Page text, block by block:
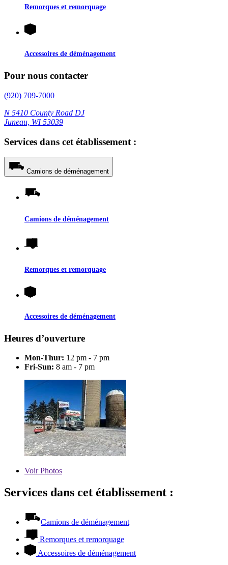
Remorques et remorquage
Accessoires de déménagement
Pour nous contacter
(920) 709-7000
N 5410 County Road DJ
Juneau, WI 53039
Services dans cet établissement :
Camions de déménagement
Camions de déménagement
Remorques et remorquage
Accessoires de déménagement
Heures d’ouverture
Mon-Thur: 12 pm - 7 pm
Fri-Sun: 8 am - 7 pm
VoirPhotos
Services dans cet établissement :
Camions de déménagement
Remorques et remorquage
Accessoires de déménagement